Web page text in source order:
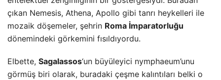
çıkan Nemesis, Athena, Apollo gibi tanrı heykelleri ile
mozaik döşemeler, şehrin Roma İmparatorluğu
dönemindeki görkemini fısıldıyordu.
Elbette, Sagalassos‘un büyüleyici nymphaeum’unu
görmüş biri olarak, buradaki çeşme kalıntıları belki o